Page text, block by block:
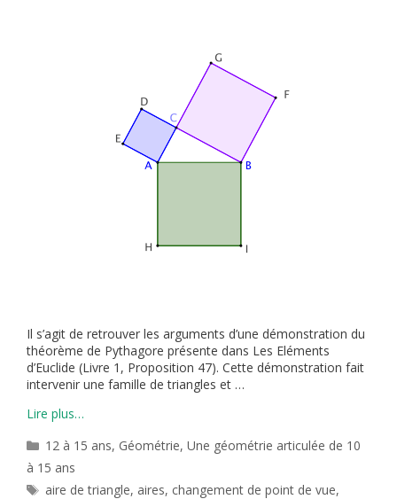
Il s’agit de retrouver les arguments d’une démonstration du
théorème de Pythagore présente dans Les Eléments
d’Euclide (Livre 1, Proposition 47). Cette démonstration fait
intervenir une famille de triangles et …
Lire plus…
Catégories
12 à 15 ans, Géométrie,Une géométrie articulée de 10
à 15 ans
Étiquettes
aire de triangle, aires, changement de point de vue,